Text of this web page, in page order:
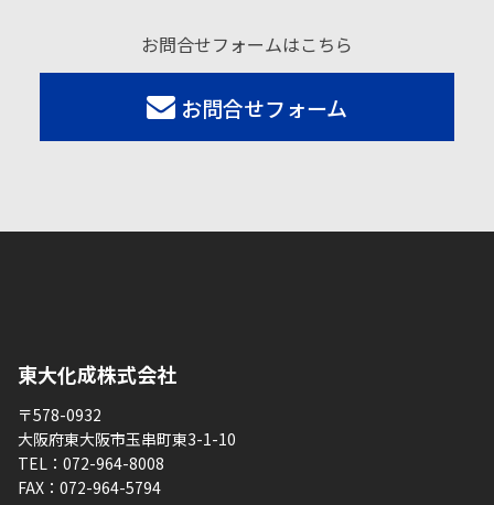
お問合せフォームはこちら
お問合せフォーム
東大化成株式会社
〒578-0932
大阪府東大阪市玉串町東3-1-10
TEL： 072-964-8008
FAX： 072-964-5794